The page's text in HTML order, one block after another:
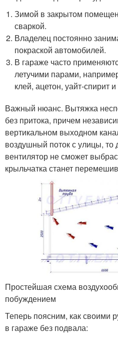
Зимой в закрытом
сваркой.
Владелец постоянно
покраской автомобилей.
В гараже часто
летучими парами,
клей, ацетон, уайт-спирит
Важный нюанс. Вытяжка
без притока, причем
вертикальном выходном
воздушный поток с улицы, то
вентилятор не сможет
крыльчатка станет
Простейшая схема
побуждением
Теперь поясним, как своими
в гараже без подвала: